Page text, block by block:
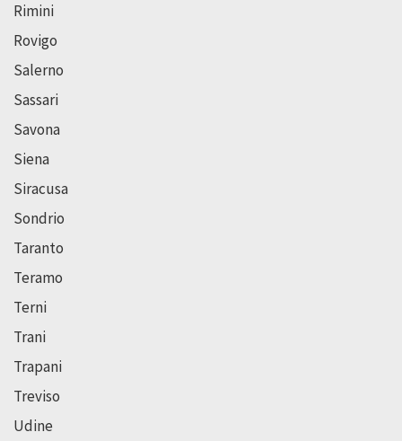
Rimini
Rovigo
Salerno
Sassari
Savona
Siena
Siracusa
Sondrio
Taranto
Teramo
Terni
Trani
Trapani
Treviso
Udine